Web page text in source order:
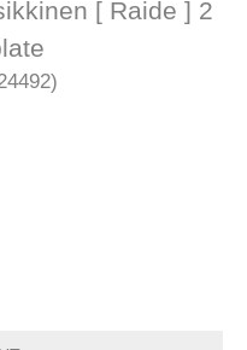
[ Raide ] 2